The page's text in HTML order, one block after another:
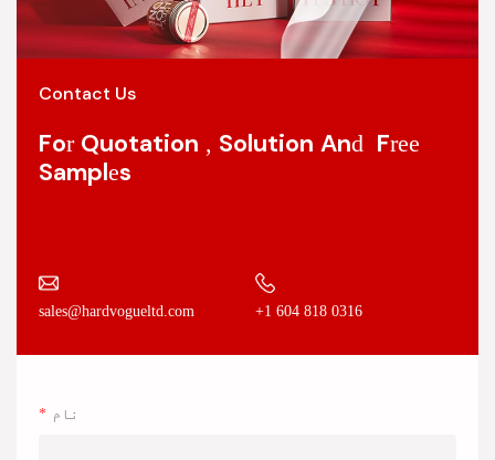
Contact Us
For Quotation , Solution And Free
Samples
sales@hardvogueltd.com +1 604 818 0316
نام